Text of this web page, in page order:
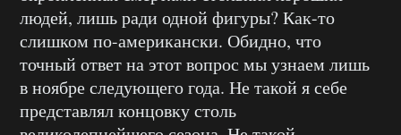
людей, лишь ради одной фигуры? Как-то
слишком по-американски. Обидно, что
точный ответ на этот вопрос мы узнаем лишь
в ноябре следующего года. Не такой я себе
представлял концовку столь